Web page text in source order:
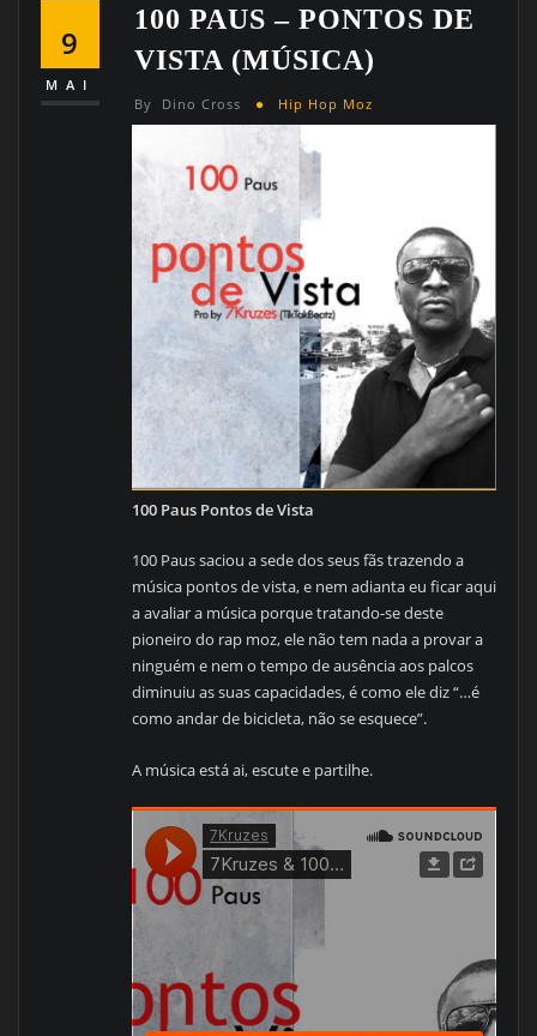
9
MAI
100 PAUS – PONTOS DE
VISTA (MÚSICA)
By Dino Cross Hip Hop Moz
100 Paus Pontos de Vista
100 Paus saciou a sede dos seus fãs trazendo a
música pontos de vista, e nem adianta eu ficar aqui
a avaliar a música porque tratando-se deste
pioneiro do rap moz, ele não tem nada a provar a
ninguém e nem o tempo de ausência aos palcos
diminuiu as suas capacidades, é como ele diz “…é
como andar de bicicleta, não se esquece”.
A música está ai, escute e partilhe.